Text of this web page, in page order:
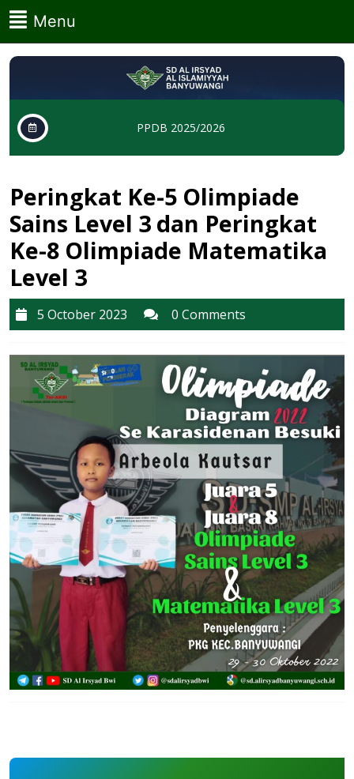
Skip
to
content
Menu
PPDB 2025/2026
Peringkat Ke-5 Olimpiade
Sains Level 3 dan Peringkat
Ke-8 Olimpiade Matematika
Level 3
5 October 2023
5
October
2023
0 Comments